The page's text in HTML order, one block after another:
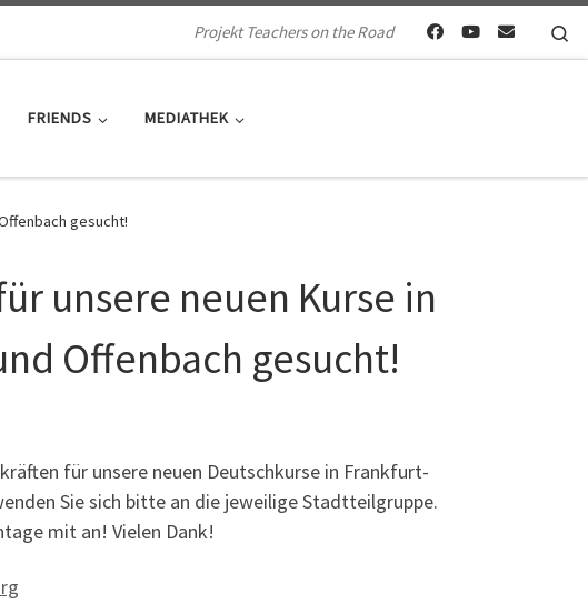
Projekt Teachers on the Road
FRIENDS MEDIATHEK
gesucht!
unsere neuen Kurse in
Offenbach gesucht!
für unsere neuen Deutschkurse in Frankfurt-
Sie sich bitte an die jeweilige Stadtteilgruppe.
mit an! Vielen Dank!